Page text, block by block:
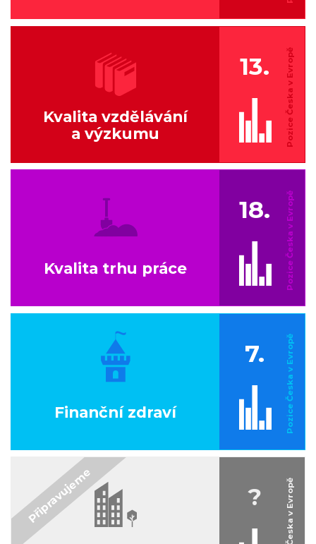
Kvalita vzdělávání
a výzkumu
13.
Kvalita trhu práce
18.
Finanční zdraví
7.
?